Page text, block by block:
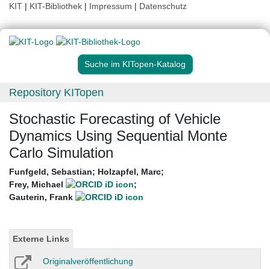
KIT | KIT-Bibliothek | Impressum | Datenschutz
Suche im KITopen-Katalog
Repository KITopen
Stochastic Forecasting of Vehicle
Dynamics Using Sequential Monte
Carlo Simulation
Funfgeld, Sebastian; Holzapfel, Marc;
Frey, Michael
;
Gauterin, Frank
Externe Links
Originalveröffentlichung